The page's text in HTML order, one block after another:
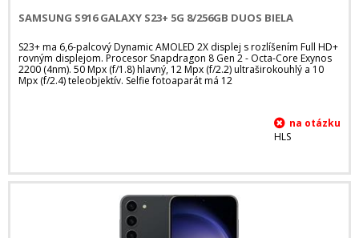
SAMSUNG S916 GALAXY S23+ 5G 8/256GB DUOS BIELA
S23+ ma 6,6-palcový Dynamic AMOLED 2X displej s rozlíšením Full HD+
rovným displejom. Procesor Snapdragon 8 Gen 2 - Octa-Core Exynos
2200 (4nm). 50 Mpx (f/1.8) hlavný, 12 Mpx (f/2.2) ultraširokouhlý a 10
Mpx (f/2.4) teleobjektív. Selfie fotoaparát má 12
HLS